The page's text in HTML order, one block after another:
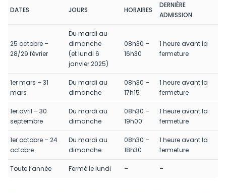
DATES JOURS HORAIRES
DERNIÈRE
ADMISSION
25 octobre –
28/29 février
Du mardi au
dimanche
(et lundi 6
janvier 2025)
08h30 –
16h30
1 heure avant la
fermeture
1er mars – 31
mars
Du mardi au
dimanche
08h30 –
17h15
1 heure avant la
fermeture
1er avril – 30
septembre
Du mardi au
dimanche
08h30 –
19h00
1 heure avant la
fermeture
1er octobre – 24
octobre
Du mardi au
dimanche
08h30 –
18h30
1 heure avant la
fermeture
Toute l’année Fermé le lundi – –